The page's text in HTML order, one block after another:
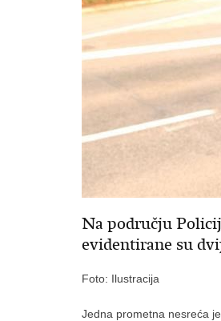
Na području
evidentirane su
Foto: Ilustracija
Jedna prometna nesreća